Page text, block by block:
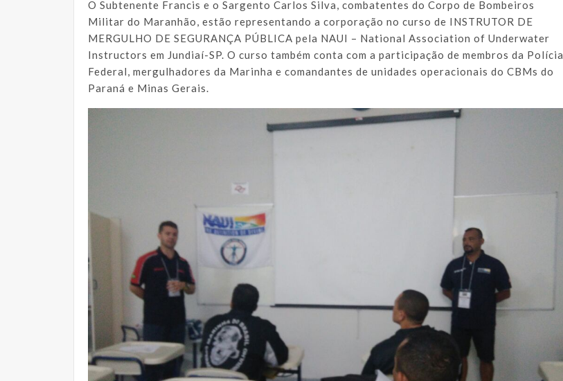
O Subtenente Francis e o Sargento Carlos Silva, combatentes do Corpo de Bombeiros
Militar do Maranhão, estão representando a corporação no curso de INSTRUTOR DE
MERGULHO DE SEGURANÇA PÚBLICA pela NAUI – National Association of Underwater
Instructors em Jundiaí-SP. O curso também conta com a participação de membros da Polícia
Federal, mergulhadores da Marinha e comandantes de unidades operacionais do CBMs do
Paraná e Minas Gerais.